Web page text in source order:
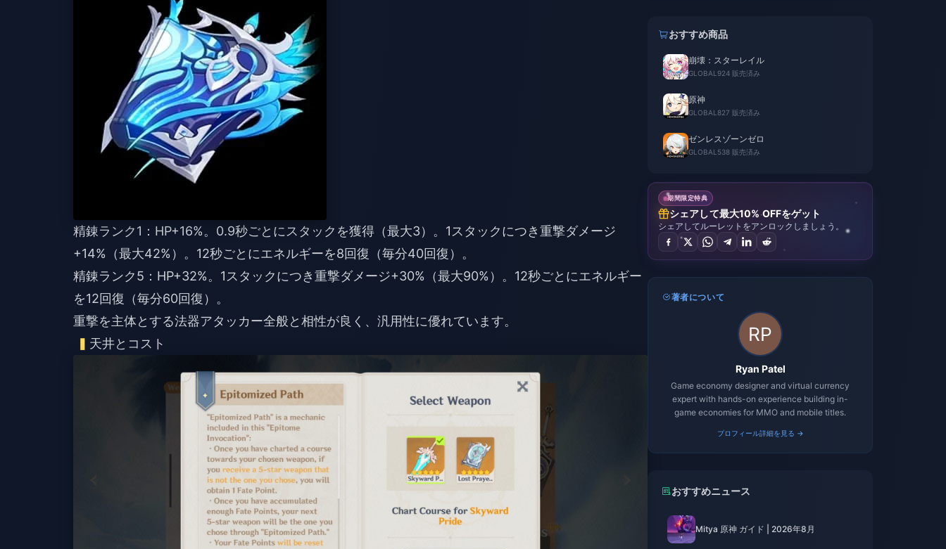
精錬ランク1：HP+16%。0.9秒ごとにスタックを獲得（最大3）。1スタックにつき重撃ダメージ
+14%（最大42%）。12秒ごとにエネルギーを8回復（毎分40回復）。
精錬ランク5：HP+32%。1スタックにつき重撃ダメージ+30%（最大90%）。12秒ごとにエネルギー
を12回復（毎分60回復）。
重撃を主体とする法器アタッカー全般と相性が良く、汎用性に優れています。
天井とコスト
おすすめ商品
崩壊：スターレイル
GLOBAL 924 販売済み
原神
GLOBAL 827 販売済み
ゼンレスゾーンゼロ
GLOBAL 538 販売済み
期間限定特典
シェアして最大10% OFFをゲット
シェアしてルーレットをアンロックしましょう。
著者について
Ryan Patel
Game economy designer and virtual currency
expert with hands-on experience building in-
game economies for MMO and mobile titles.
プロフィール詳細を見る →
おすすめニュース
Mitya 原神 ガイド | 2026年8月